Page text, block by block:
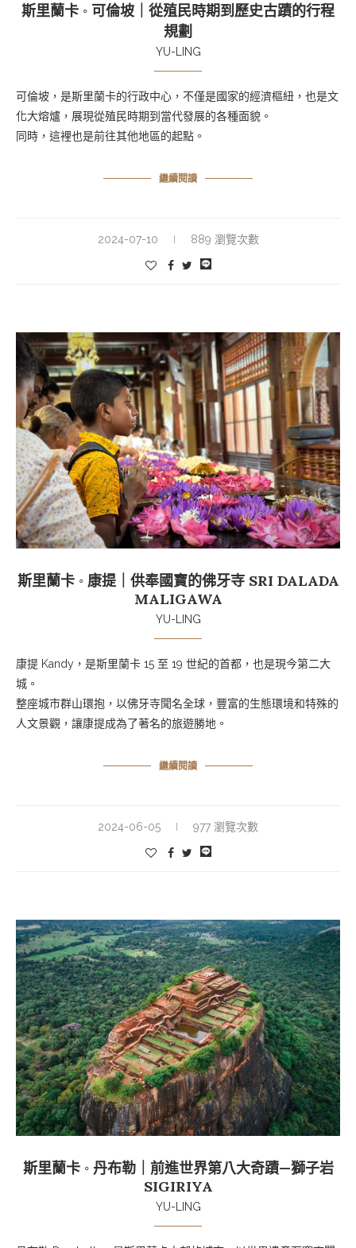
斯里蘭卡 ◦ 可倫坡｜從殖民時期到歷史古蹟的行程
規劃
YU-LING
可倫坡，是斯里蘭卡的行政中心，不僅是國家的經濟樞紐，也是文
化大熔爐，展現從殖民時期到當代發展的各種面貌。
同時，這裡也是前往其他地區的起點。
繼續閱讀
2024-07-10 889 瀏覽次數
斯里蘭卡 ◦ 康提｜供奉國寶的佛牙寺 SRI DALADA
MALIGAWA
YU-LING
康提 Kandy，是斯里蘭卡 15 至 19 世紀的首都，也是現今第二大
城。
整座城市群山環抱，以佛牙寺聞名全球，豐富的生態環境和特殊的
人文景觀，讓康提成為了著名的旅遊勝地。
繼續閱讀
2024-06-05 977 瀏覽次數
斯里蘭卡 ◦ 丹布勒｜前進世界第八大奇蹟—獅子岩
SIGIRIYA
YU-LING